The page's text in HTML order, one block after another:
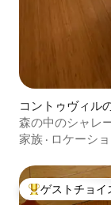
コントゥヴィル
森の中のシャレ
家族 · ロケーシ
大好評のゲスト
ゲストチョイ